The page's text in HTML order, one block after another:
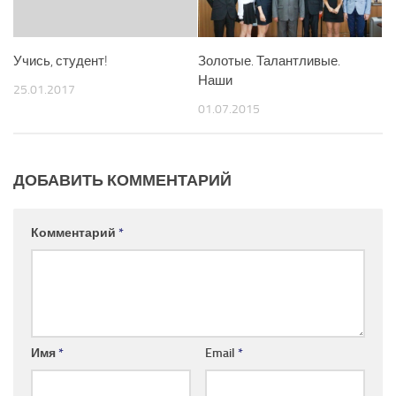
Учись, студент!
25.01.2017
Золотые. Талантливые.
Наши
01.07.2015
ДОБАВИТЬ КОММЕНТАРИЙ
Комментарий *
Имя* Email *